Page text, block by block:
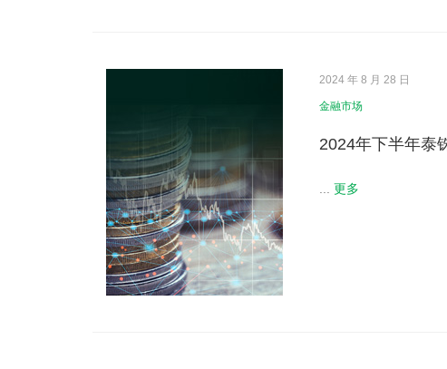
2024 年 8 月 28 日
金融市场
2024年下半年泰
更多